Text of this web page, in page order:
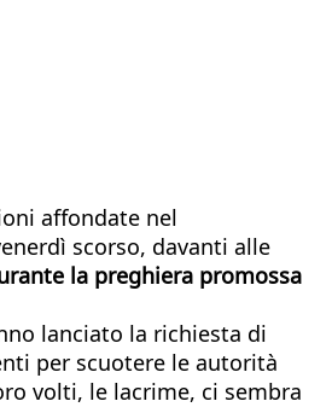
affondate nel
scorso, davanti alle
la preghiera promossa
lanciato la richiesta di
per scuotere le autorità
volti, le lacrime, ci sembra